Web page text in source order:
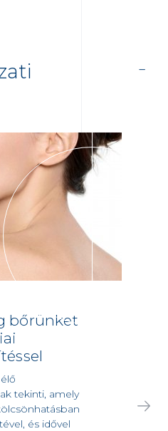
bőrünket
tekinti, amely
és idővel